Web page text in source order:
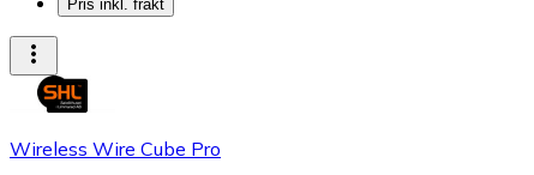
Pris inkl. frakt
Wireless Wire Cube Pro